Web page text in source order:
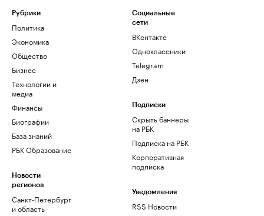
Рубрики
Политика
Экономика
Общество
Бизнес
Технологии и
медиа
Финансы
Биографии
База знаний
РБК Образование
Новости
регионов
Санкт-Петербург
и область
Социальные
сети
ВКонтакте
Одноклассники
Telegram
Дзен
Подписки
Скрыть баннеры
на РБК
Подписка на РБК
Корпоративная
подписка
Уведомления
RSS Новости